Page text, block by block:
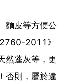
麵皮等方便公
2011》
然蓬灰等，更
否則，屬於違